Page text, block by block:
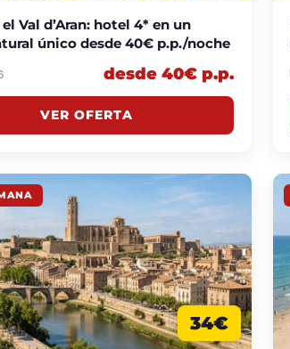
Val d’Aran: hotel 4* en un
único desde 40€ p.p./noche
desde 40€ p.p.
VER OFERTA
34€